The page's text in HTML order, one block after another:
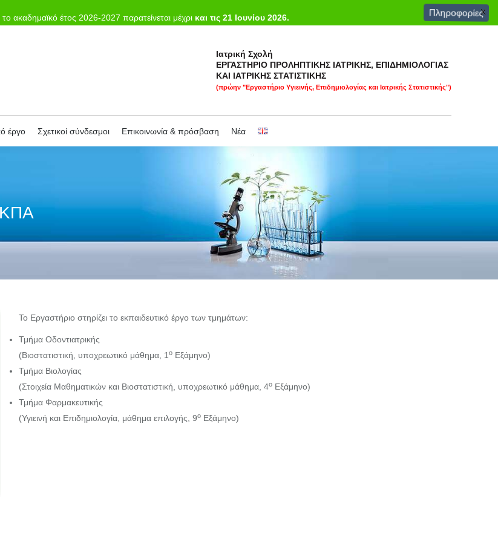
Ιατρική Σχολή
ΕΡΓΑΣΤΗΡΙΟ ΠΡΟΛΗΠΤΙΚΗΣ ΙΑΤΡΙΚΗΣ, ΕΠΙΔΗΜΙΟΛΟΓΙΑΣ
ΚΑΙ ΙΑΤΡΙΚΗΣ ΣΤΑΤΙΣΤΙΚΗΣ
(πρώην "Εργαστήριο Υγιεινής, Επιδημιολογίας και Ιατρικής Στατιστικής")
έργο Σχετικοί σύνδεσμοι Επικοινωνία & πρόσβαση Νέα
Το Εργαστήριο στηρίζει το εκπαιδευτικό έργο των τμημάτων:
Τμήμα Οδοντιατρικής
(Βιοστατιστική, υποχρεωτικό μάθημα, 1 ο Εξάμηνο)
Τμήμα Βιολογίας
(Στοιχεία Μαθηματικών και Βιοστατιστική, υποχρεωτικό μάθημα, 4ο Εξάμηνο)
Τμήμα Φαρμακευτικής
(Υγιεινή και Επιδημιολογία, μάθημα επιλογής, 9ο Εξάμηνο)
ακαδημαϊκό έτος 2026-2027 παρατείνεται μέχρι και τις 21 Ιουνίου 2026. ΠληροφορίεςX
Εκπαίδευση Επιστημονικό – Ερευνητικό έργο Σχετικοί σύνδεσμοι Νέα